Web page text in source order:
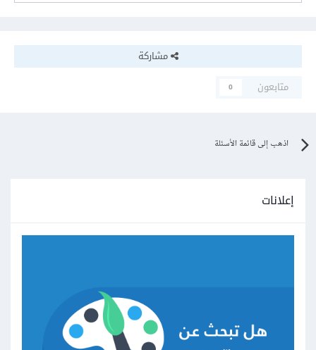
مشاركة
متابعون
0
اذهب إلى قائمة الأسئلة
إعلانات